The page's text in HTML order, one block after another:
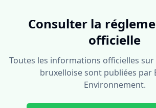
Consulter la
officielle
Toutes les informations officielles sur
bruxelloise sont publiées par
Environnement.